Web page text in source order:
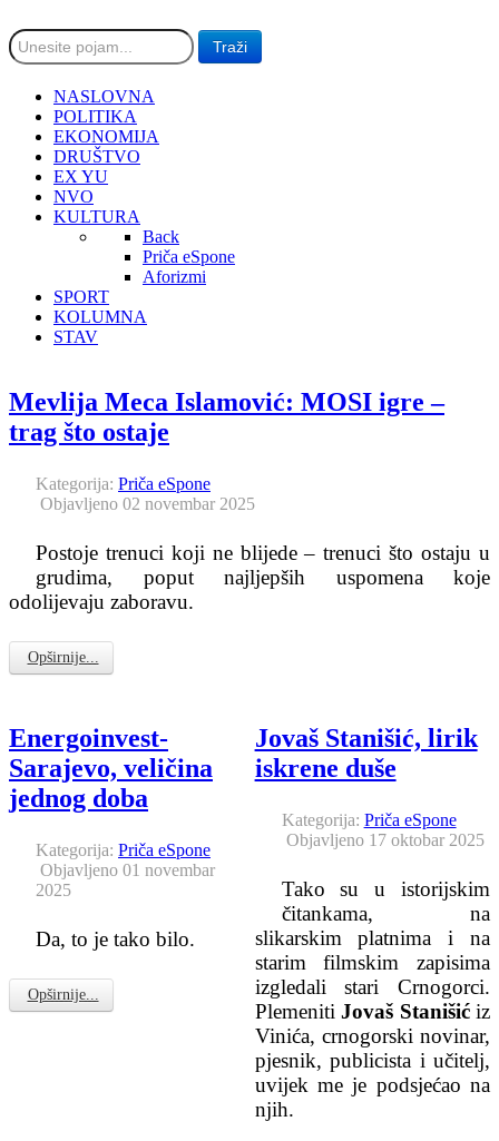
traži... Traži
NASLOVNA
POLITIKA
EKONOMIJA
DRUŠTVO
EX YU
NVO
KULTURA
Back
Priča eSpone
Aforizmi
SPORT
KOLUMNA
STAV
Mevlija Meca Islamović: MOSI igre –
trag što ostaje
Kategorija: Priča eSpone
Objavljeno 02 novembar 2025
Postoje trenuci koji ne blijede – trenuci što ostaju u
grudima, poput najljepših uspomena koje
odolijevaju zaboravu.
Opširnije...
Energoinvest-
Sarajevo, veličina
jednog doba
Kategorija: Priča eSpone
Objavljeno 01 novembar
2025
Da, to je tako bilo.
Opširnije...
Jovaš Stanišić, lirik
iskrene duše
Kategorija: Priča eSpone
Objavljeno 17 oktobar 2025
Tako su u istorijskim
čitankama, na
slikarskim platnima i na
starim filmskim zapisima
izgledali stari Crnogorci.
PlemenitiJovaš Stanišićiz
Vinića, crnogorski novinar,
pjesnik, publicista i učitelj,
uvijek me je podsjećao na
njih.